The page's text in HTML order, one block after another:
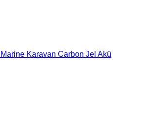
Karavan Carbon Jel Akü